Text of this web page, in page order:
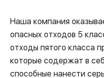
Наша компания
опасных отходов 5
отходы пятого класса
которые содержат в
способные нанести